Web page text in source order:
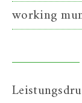
working